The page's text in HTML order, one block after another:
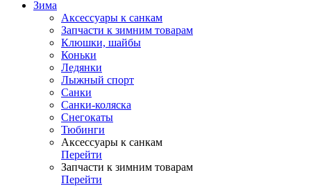
Зима
Аксессуары к санкам
Запчасти к зимним товарам
Клюшки, шайбы
Коньки
Ледянки
Лыжный спорт
Санки
Санки-коляска
Снегокаты
Тюбинги
Аксессуары к санкам
Перейти
Запчасти к зимним товарам
Перейти